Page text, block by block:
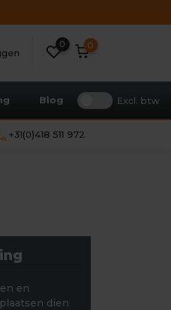
0 0
Blog Excl. btw
+31(0)418 511 972
en
dien